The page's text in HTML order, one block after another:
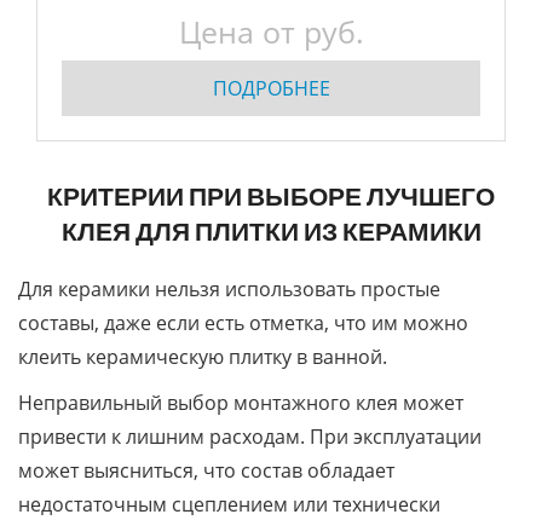
Цена от руб.
ПОДРОБНЕЕ
КРИТЕРИИ ПРИ ВЫБОРЕ ЛУЧШЕГО
КЛЕЯ ДЛЯ ПЛИТКИ ИЗ КЕРАМИКИ
Для керамики нельзя использовать простые
составы, даже если есть отметка, что им можно
клеить керамическую плитку в ванной.
Неправильный выбор монтажного клея может
привести к лишним расходам. При эксплуатации
может выясниться, что состав обладает
недостаточным сцеплением или технически